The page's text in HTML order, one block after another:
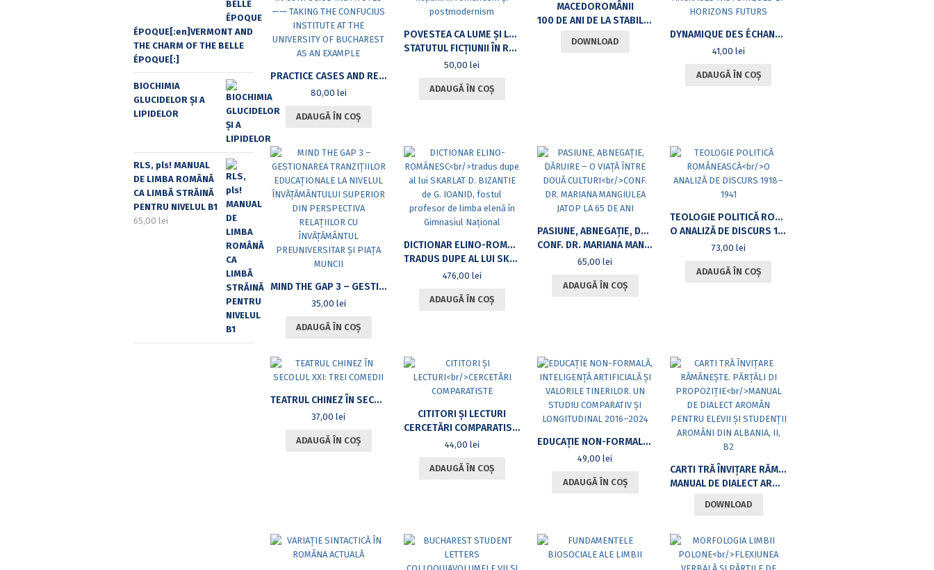
PRACTICE CASES AND RESEARCH ON CROSS-CULTURAL COMMUNICATION IN CONFUCIUS INSTITUTES —— TAKING THE CONFUCIUS INSTITUTE AT THE UNIVERSITY OF BUCHAREST AS AN EXAMPLE
80,00 lei
ADAUGĂ ÎN COȘ
POVESTEA CA LUME ȘI LUMEA CA POVESTE
STATUTUL FICȚIUNII ÎN ROMANTISM ȘI POSTMODERNISM
50,00lei
ADAUGĂ ÎN COȘ
MACEDOROMÂNII
100 DE ANI DE LA STABILIREA ÎN DOBROGEA
DOWNLOAD
DYNAMIQUE DES ÉCHANGES CULTURELS FRANCO-ROUMAINS : ANCRAGES HISTORIQUES ET HORIZONS FUTURS
41,00 lei
ADAUGĂ ÎN COȘ
MIND THE GAP 3 – GESTIONAREA TRANZIȚIILOR EDUCAȚIONALE LA NIVELUL ÎNVĂȚĂMÂNTULUI SUPERIOR DIN PERSPECTIVA RELAȚIILOR CU ÎNVĂȚĂMÂNTUL PREUNIVERSITAR ȘI PIAȚA MUNCII
35,00 lei
ADAUGĂ ÎN COȘ
DICTIONAR ELINO-ROMÂNESC
TRADUS DUPE AL LUI SKARLAT D. BIZANTIE DE G. IOANID, FOSTUL PROFESOR DE LIMBA ELENĂ ÎN GIMNASIUL NAȚIONAL
476,00 lei
ADAUGĂ ÎN COȘ
PASIUNE, ABNEGAȚIE, DĂRUIRE – O VIAȚĂ ÎNTRE DOUĂ CULTURI
CONF. DR. MARIANA MANGIULEA JATOP LA 65 DE ANI
65,00lei
ADAUGĂ ÎN COȘ
TEOLOGIE POLITICĂ ROMÂNEASCĂ
O ANALIZĂ DE DISCURS 1918–1941
73,00 lei
ADAUGĂ ÎN COȘ
TEATRUL CHINEZ ÎN SECOLUL XXI: TREI COMEDII
37,00lei
ADAUGĂ ÎN COȘ
CITITORI ȘI LECTURI
CERCETĂRI COMPARATISTE
44,00 lei
ADAUGĂ ÎN COȘ
EDUCAȚIE NON-FORMALĂ, INTELIGENȚĂ ARTIFICIALĂ ȘI VALORILE TINERILOR. UN STUDIU COMPARATIV ȘI LONGITUDINAL 2016–2024
49,00lei
ADAUGĂ ÎN COȘ
CARTI TRĂ ÎNVIȚARE RĂMĂNEȘTE. PĂRȚĂLI DI PROPOZIȚIE
MANUAL DE DIALECT AROMÂN PENTRU ELEVII ȘI STUDENȚII AROMÂNI DIN ALBANIA, II, B2
DOWNLOAD
ÉPOQUE[:en]VERMONT AND
THE CHARM OF THE BELLE
ÉPOQUE[:]
BIOCHIMIA
GLUCIDELOR ȘI A
LIPIDELOR
RLS, pls! MANUAL
DE LIMBA ROMÂNĂ
CA LIMBĂ STRĂINĂ
PENTRU NIVELUL B1
65,00 lei